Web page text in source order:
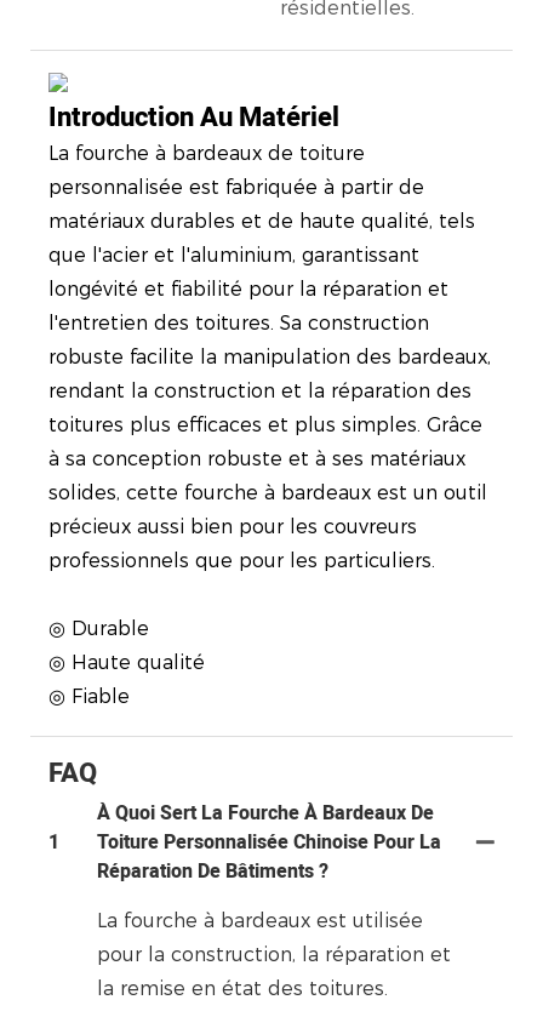
résidentielles.
Introduction Au Matériel
La fourche à bardeaux de toiture
personnalisée est fabriquée à partir de
matériaux durables et de haute qualité, tels
que l'acier et l'aluminium, garantissant
longévité et fiabilité pour la réparation et
l'entretien des toitures. Sa construction
robuste facilite la manipulation des bardeaux,
rendant la construction et la réparation des
toitures plus efficaces et plus simples. Grâce
à sa conception robuste et à ses matériaux
solides, cette fourche à bardeaux est un outil
précieux aussi bien pour les couvreurs
professionnels que pour les particuliers.
◎ Durable
◎ Haute qualité
◎ Fiable
FAQ
1
À Quoi Sert La Fourche À Bardeaux De
Toiture Personnalisée Chinoise Pour La
Réparation De Bâtiments ?
La fourche à bardeaux est utilisée
pour la construction, la réparation et
la remise en état des toitures.